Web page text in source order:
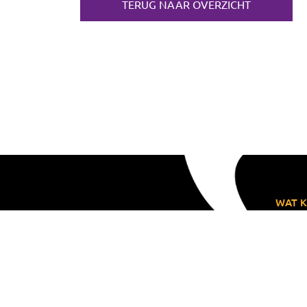
TERUG NAAR OVERZICHT
WAT